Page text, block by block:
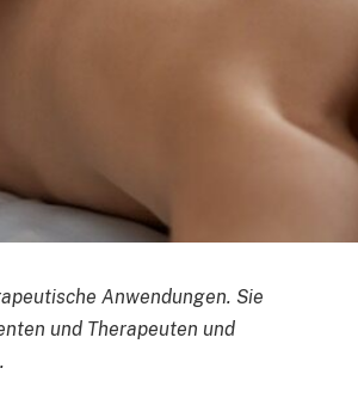
Anwendungen. Sie
und Therapeuten und